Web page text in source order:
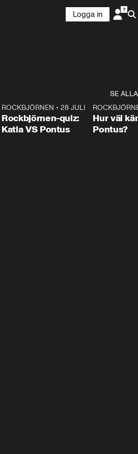
Logga in
SE ALLA
0:15
ROCKBJÖRNEN •28 JULI
Rockbjörnen-quiz:
Katia VS Pontus
Hur väl
Pontus?